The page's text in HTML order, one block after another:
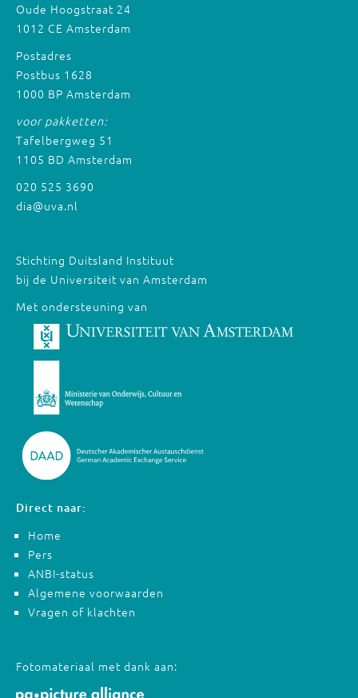
Oude Hoogstraat 24
1012 CE Amsterdam
Postadres
Postbus 1628
1000 BP Amsterdam
voor pakketten:
Tafelbergweg 51
1105 BD Amsterdam
020 525 3690
dia@uva.nl
Stichting Duitsland Instituut
bij de Universiteit van Amsterdam
Met ondersteuning van
Direct naar:
Home
Pers
ANBI-status
Algemene voorwaarden
Vragen of klachten
Fotomateriaal met dank aan: